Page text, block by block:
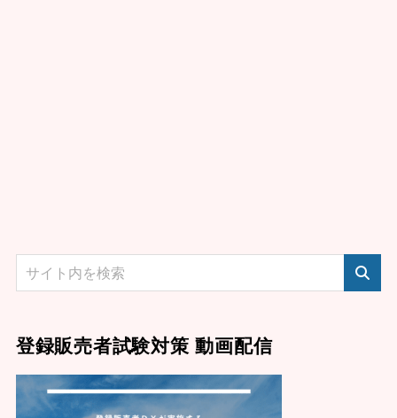
登録販売者試験対策 動画配信